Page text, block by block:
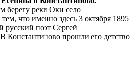
берегу реки Оки село
что именно здесь 3 октября 1895
русский поэт Сергей
Константиново прошли его детство